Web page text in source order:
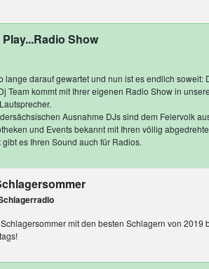
Show
lange darauf gewartet und nun ist es endlich soweit:
Team kommt mit Ihrer eigenen Radio Show in
Ausnahme DJs sind dem Feiervolk
und Events bekannt mit Ihren völlig
gibt es Ihren Sound auch für Radios.
mit den besten Schlagern von 2019